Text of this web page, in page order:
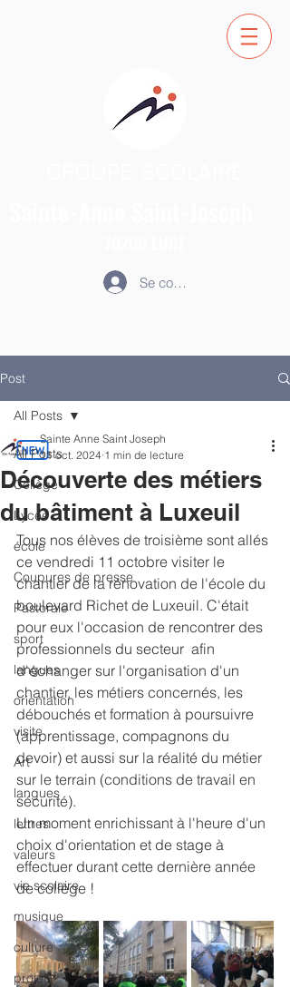
Se connecter
Post
All Posts
Collège
Lycée
école
Coupures de presse
Pastorale
sport
langues
orientation
visite
Art
langues
lettres
valeurs
vie scolaire
musique
culture
projet
All Posts
Découverte des métiers
du bâtiment à Luxeuil
Sainte Anne Saint Joseph
11 oct. 2024 1 min de lecture
Tous nos élèves de troisième sont allés
ce vendredi 11 octobre visiter le
chantier de la rénovation de l'école du
boulevard Richet de Luxeuil. C'était
pour eux l'occasion de rencontrer des
professionnels du secteur  afin
d'échanger sur l'organisation d'un
chantier, les métiers concernés, les
débouchés et formation à poursuivre
(apprentissage, compagnons du
devoir) et aussi sur la réalité du métier
sur le terrain (conditions de travail en
sécurité).
Un moment enrichissant à l'heure d'un
choix d'orientation et de stage à
effectuer durant cette dernière année
de collège !